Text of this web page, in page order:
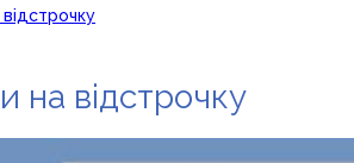
на відстрочку